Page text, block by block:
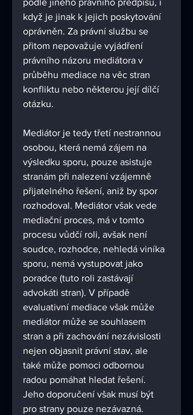
podle jiného právního předpisu, i
když je jinak k jejich poskytování
oprávněn. Za právní službu se
přitom nepovažuje vyjádření
právního názoru mediátora v
průběhu mediace na věc stran
konfliktu nebo některou její dílčí
otázku.
Mediátor je tedy třetí nestrannou
osobou, která nemá zájem na
výsledku sporu, pouze asistuje
stranám při nalezení vzájemně
přijatelného řešení, aniž by spor
rozhodoval. Mediátor však vede
mediační proces, má v tomto
procesu vůdčí roli, avšak není
soudce, rozhodce, nehledá viníka
sporu, nemá vystupovat jako
poradce (tuto roli zastávají
advokáti stran). V případě
evaluativní mediace však může
mediátor může se souhlasem
stran a při zachování nezávislosti
nejen objasnit právní stav, ale
také může pomoci odbornou
radou pomáhat hledat řešení.
Jeho doporučení však musí být
pro strany pouze nezávazná.